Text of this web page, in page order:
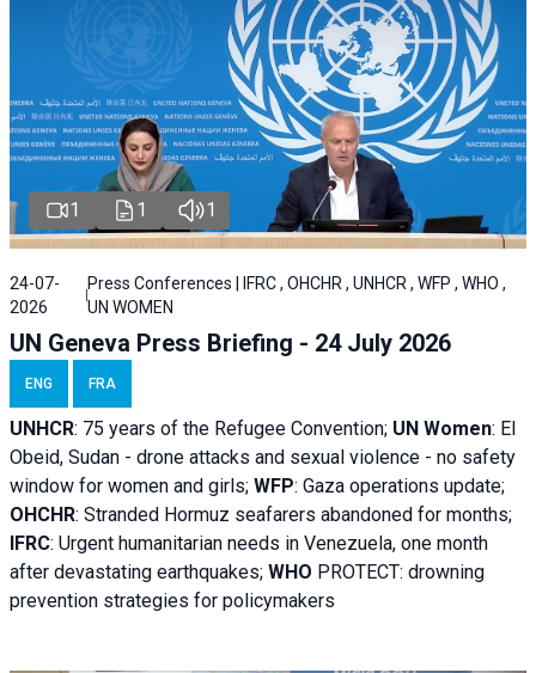
1 1 1
24-07-
2026
Press Conferences | IFRC , OHCHR , UNHCR , WFP , WHO ,
UN WOMEN
UN Geneva Press Briefing - 24 July 2026
ENG FRA
UNHCR: 75 years of the Refugee Convention; UN Women: El
Obeid, Sudan - drone attacks and sexual violence - no safety
window for women and girls; WFP: Gaza operations update;
OHCHR: Stranded Hormuz seafarers abandoned for months;
IFRC: Urgent humanitarian needs in Venezuela, one month
after devastating earthquakes; WHO PROTECT: drowning
prevention strategies for policymakers